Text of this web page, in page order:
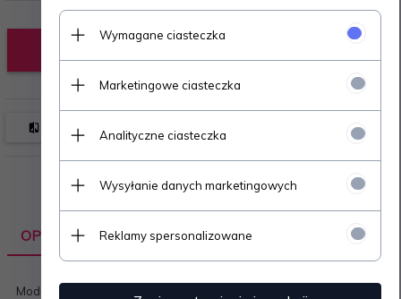
OPIS PRODUKTU
Moduł ASUC10 jest wysokosprawną przetwornicą DC-DC
Wymagane ciasteczka
Marketingowe ciasteczka
Analityczne ciasteczka
Wysyłanie danych marketingowych
Reklamy spersonalizowane